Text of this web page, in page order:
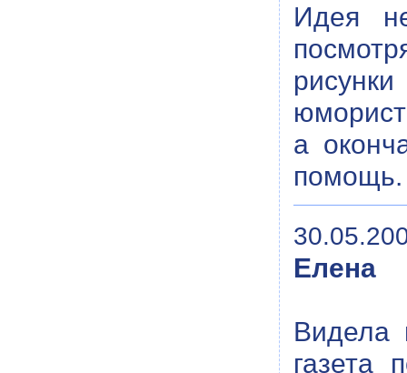
Идея
а
помощь.
Елена
Видела
газета